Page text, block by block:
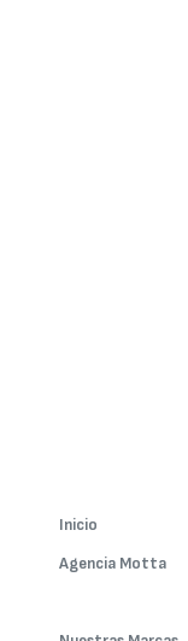
Inicio
Agencia Motta